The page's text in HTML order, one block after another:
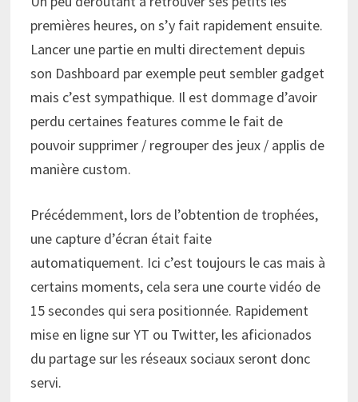
premières heures, on s’y fait rapidement ensuite.
Lancer une partie en multi directement depuis
son Dashboard par exemple peut sembler gadget
mais c’est sympathique. Il est dommage d’avoir
perdu certaines features comme le fait de
pouvoir supprimer / regrouper des jeux / applis de
manière custom.
Précédemment, lors de l’obtention de trophées,
une capture d’écran était faite
automatiquement. Ici c’est toujours le cas mais à
certains moments, cela sera une courte vidéo de
15 secondes qui sera positionnée. Rapidement
mise en ligne sur YT ou Twitter, les aficionados
du partage sur les réseaux sociaux seront donc
servi.